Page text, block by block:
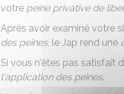
votre peine privative de
Après avoir examiné votre
des peines, le Jap rend une
Si vous n'êtes pas satisfait
l'application des peines.